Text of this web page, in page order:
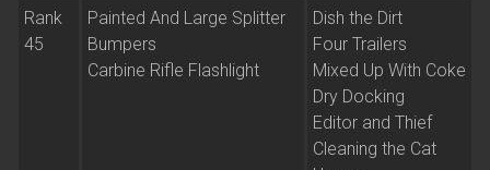
Rank
45
Painted And Large Splitter
Bumpers
Carbine Rifle Flashlight
Dish the Dirt
Four Trailers
Mixed Up With Coke
Dry Docking
Editor and Thief
Cleaning the Cat